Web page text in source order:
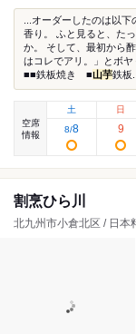
...オーダーしたのは以下
香り。 ふと見ると、た
か。 そして、最初から
はコレでアリ。」と
■■鉄板焼き ■山芋鉄板...
空席
情報
土
8/8
日
9
割烹ひら川
北九州市小倉北区 / 日本